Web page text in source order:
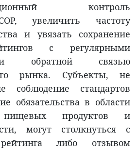
контроль
увеличить частоту
и увязать сохранение
с регулярными
обратной связью
рынка. Субъекты, не
соблюдение стандартов
обязательства в области
пищевых продуктов и
могут столкнуться с
либо отзывом